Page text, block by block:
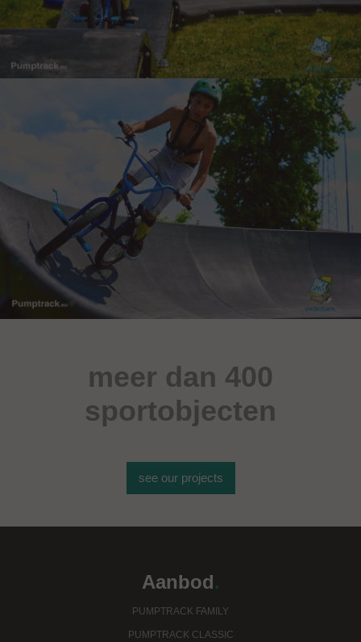
meer dan 400
sportobjecten
see our projects
Aanbod.
PUMPTRACK FAMILY
PUMPTRACK CLASSIC